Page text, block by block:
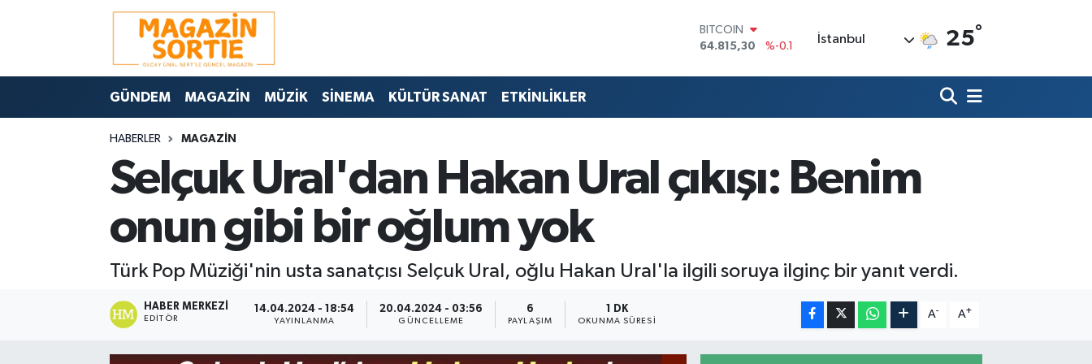
DOLAR
47,7436
%0.18
55,2510
%0.32
BİST100
13.779
%-14
BITCOIN
İstanbul 25°
GÜNDEM MAGAZİN MÜZİK SİNEMA KÜLTÜR SANAT ETKİNLİKLER
HABERLER MAGAZİN
Selçuk Ural'dan Hakan Ural çıkışı: Benim
onun gibi bir oğlum yok
Türk Pop Müziği'nin usta sanatçısı Selçuk Ural, oğlu Hakan Ural'la ilgili soruya ilginç bir yanıt verdi.
HABER MERKEZI
EDITÖR
14.04.2024 - 18:54
YAYINLANMA
20.04.2024 - 03:56
GÜNCELLEME
6
PAYLAŞIM
1 DK
OKUNMA SÜRESI
A- A+
Nöbetçi Eczaneler
Hava Durumu
Trafik Durumu
Süper Lig Puan Durumu ve Fikstür
Tüm Manşetler
Son Dakika Haberleri
Haber Arşivi